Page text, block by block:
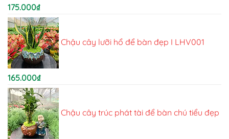
175.000₫
Chậu cây lưỡi hổ để bàn đẹp I LHV001
165.000₫
Chậu cây trúc phát tài để bàn chú tiểu đẹp